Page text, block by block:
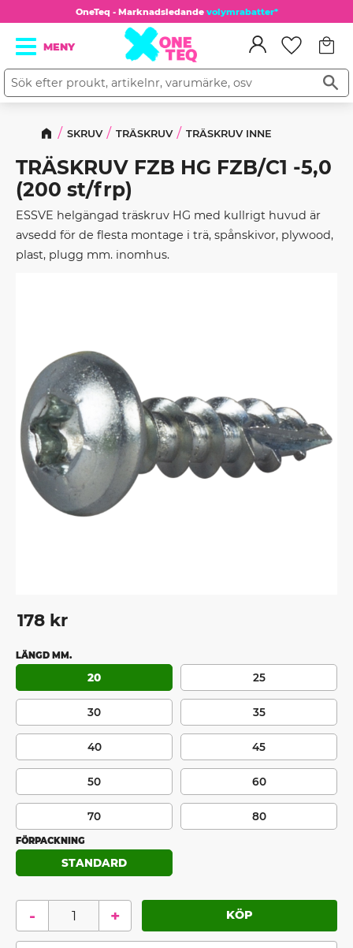
Meny
OneTeq - Marknadsledande volymrabatter*
SKRUV TRÄSKRUV TRÄSKRUV INNE
TRÄSKRUV FZB HG FZB/C1 -5,0
(200 st/frp)
ESSVE helgängad träskruv HG med kullrigt huvud är
avsedd för de flesta montage i trä, spånskivor, plywood,
plast, plugg mm. inomhus.
178 kr
LÄNGD MM.
20 25
30 35
40 45
50 60
70 80
FÖRPACKNING
STANDARD
+
-